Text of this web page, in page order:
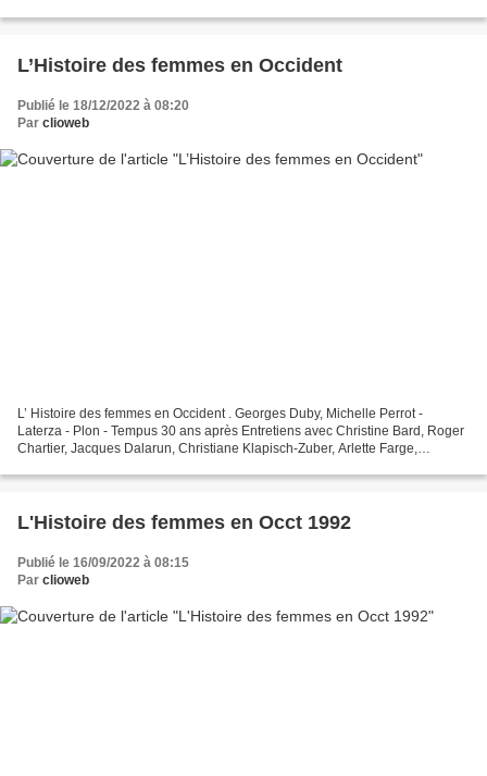
L’Histoire des femmes en Occident
Publié le 18/12/2022 à 08:20
Par clioweb
L’ Histoire des femmes en Occident . Georges Duby, Michelle Perrot -
Laterza - Plon - Tempus 30 ans après Entretiens avec Christine Bard, Roger
Chartier, Jacques Dalarun, Christiane Klapisch-Zuber, Arlette Farge,
L'Histoire des femmes en Occt 1992
Publié le 16/09/2022 à 08:15
Par clioweb